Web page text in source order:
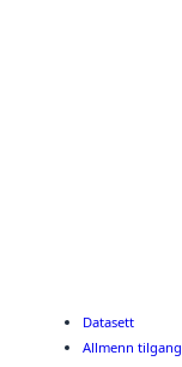
Datasett
Allmenn tilgang